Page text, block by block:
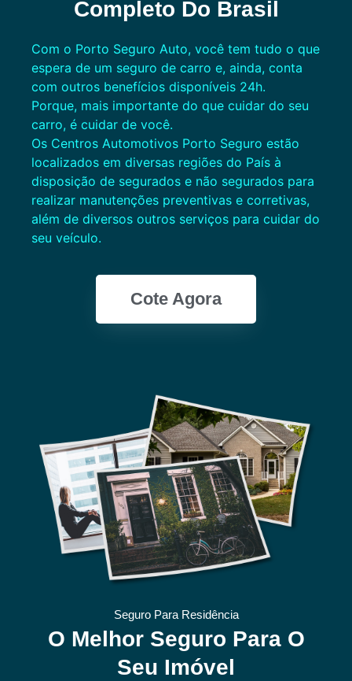
Completo Do Brasil
Com o Porto Seguro Auto, você tem tudo o que
espera de um seguro de carro e, ainda, conta
com outros benefícios disponíveis 24h.
Porque, mais importante do que cuidar do seu
carro, é cuidar de você.
Os Centros Automotivos Porto Seguro estão
localizados em diversas regiões do País à
disposição de segurados e não segurados para
realizar manutenções preventivas e corretivas,
além de diversos outros serviços para cuidar do
seu veículo.
Cote Agora
Seguro Para Residência
O Melhor Seguro Para O
Seu Imóvel